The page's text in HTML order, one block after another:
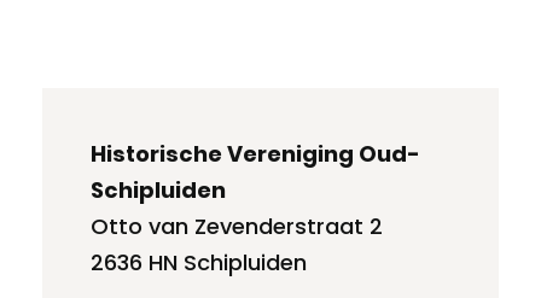
Historische Vereniging Oud-
Schipluiden
Otto van Zevenderstraat 2
2636 HN Schipluiden